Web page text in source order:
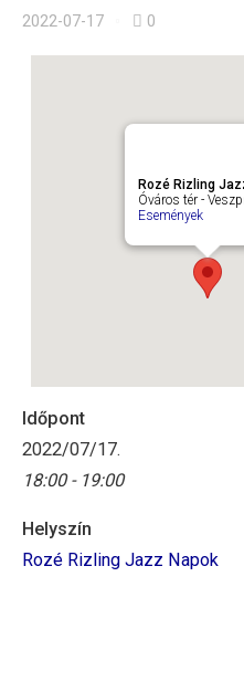
2022-07-17 0
Rozé Rizling
Óváros tér -
Események
Időpont
2022/07/17.
18:00 - 19:00
Helyszín
Rozé Rizling Jazz Napok